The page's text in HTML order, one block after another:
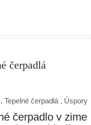
čerpadlá
Tepelné čerpadlá , Úspory
čerpadlo v zime